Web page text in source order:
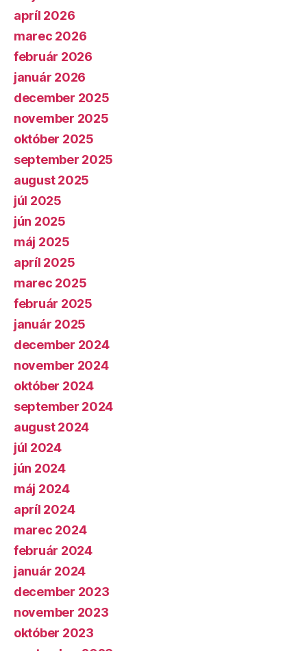
apríl 2026
marec 2026
február 2026
január 2026
december 2025
november 2025
október 2025
september 2025
august 2025
júl 2025
jún 2025
máj 2025
apríl 2025
marec 2025
február 2025
január 2025
december 2024
november 2024
október 2024
september 2024
august 2024
júl 2024
jún 2024
máj 2024
apríl 2024
marec 2024
február 2024
január 2024
december 2023
november 2023
október 2023